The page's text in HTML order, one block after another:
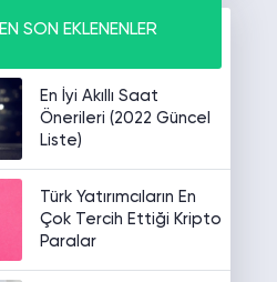
EN SON EKLENENLER
En İyi Akıllı Saat
Önerileri (2022 Güncel
Liste)
Türk Yatırımcıların En
Çok Tercih Ettiği Kripto
Paralar